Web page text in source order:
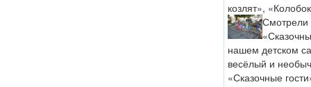
козлят»,
Смотрели
нашем детском
весёлый и
«Сказочные